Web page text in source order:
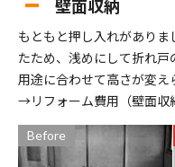
壁面収納
もともと押し入れがあり
たため、浅めにして折れ
用途に合わせて高さが変え
→リフォーム費用（壁面収
Before